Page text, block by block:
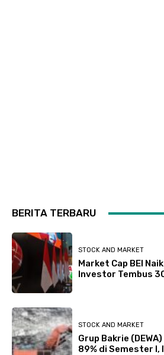
BERITA TERBARU
STOCK AND MARKET
Market Cap BEI
Investor Tembus
STOCK AND MARKET
Grup Bakrie
89% di Semester I,